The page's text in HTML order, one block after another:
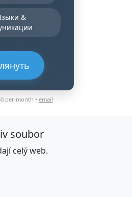
&
per month •email
soubor
celý web.